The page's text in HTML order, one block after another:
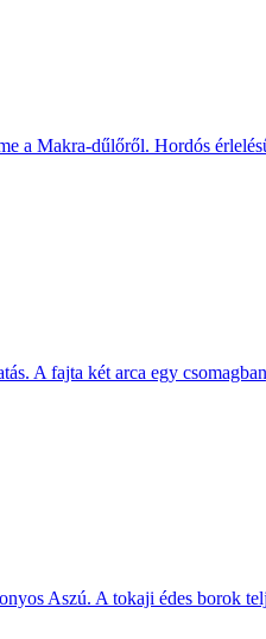
a Makra-dűlőről. Hordós
A fajta két arca egy
Aszú. A tokaji édes borok